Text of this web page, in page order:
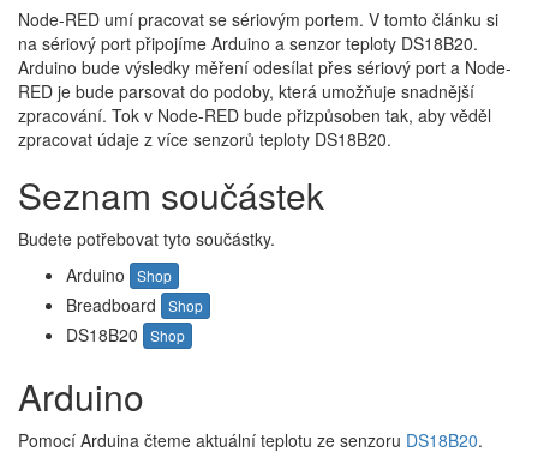
Node-RED umí pracovat se sériovým portem. V tomto článku si
na sériový port připojíme Arduino a senzor teploty DS18B20.
Arduino bude výsledky měření odesílat přes sériový port a Node-
RED je bude parsovat do podoby, která umožňuje snadnější
zpracování. Tok v Node-RED bude přizpůsoben tak, aby věděl
zpracovat údaje z více senzorů teploty DS18B20.
Seznam součástek
Budete potřebovat tyto součástky.
Arduino
Shop
Breadboard Shop
DS18B20 Shop
Arduino
Pomocí Arduina čteme aktuální teplotu ze senzoru DS18B20.